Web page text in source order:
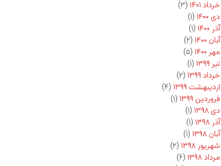
خرداد ۱۴۰۱
(۳)
دی ۱۴۰۰
(۱)
آذر ۱۴۰۰
(۱)
آبان ۱۴۰۰
(۲)
مهر ۱۴۰۰
(۵)
تیر ۱۳۹۹
(۱)
خرداد ۱۳۹۹
(۲)
اردیبهشت ۱۳۹۹
(۴)
فروردین ۱۳۹۹
(۱)
دی ۱۳۹۸
(۱)
آذر ۱۳۹۸
(۱)
آبان ۱۳۹۸
(۱)
شهریور ۱۳۹۸
(۲)
مرداد ۱۳۹۸
(۶)